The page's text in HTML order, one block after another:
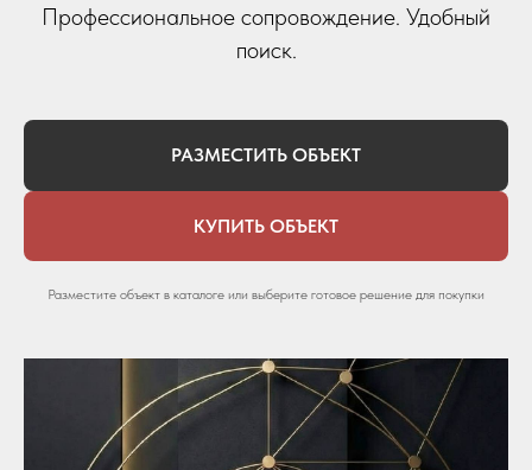
Профессиональное сопровождение. Удобный
поиск.
РАЗМЕСТИТЬ ОБЪЕКТ
КУПИТЬ ОБЪЕКТ
Разместите объект в каталоге или выберите готовое решение для покупки